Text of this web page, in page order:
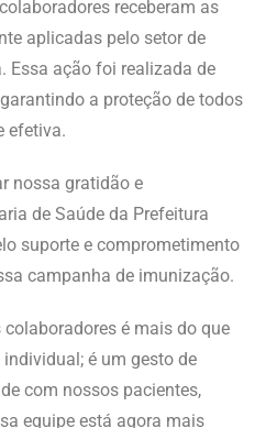
receberam as
aplicadas pelo setor de
Essa ação foi realizada de
a proteção de todos
efetiva.
nossa gratidão e
de Saúde da Prefeitura
suporte e comprometimento
campanha de imunização.
é mais do que
é um gesto de
com nossos pacientes,
equipe está agora mais